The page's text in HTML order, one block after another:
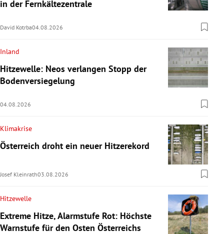
in der Fernkältezentrale
David Kotrba04.08.2026
Inland
Hitzewelle: Neos verlangen Stopp der
Bodenversiegelung
04.08.2026
Klimakrise
Österreich droht ein neuer Hitzerekord
Josef Kleinrath03.08.2026
Hitzewelle
Extreme Hitze, Alarmstufe Rot: Höchste
Warnstufe für den Osten Österreichs